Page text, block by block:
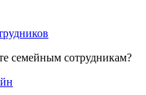
семейным сотрудникам?